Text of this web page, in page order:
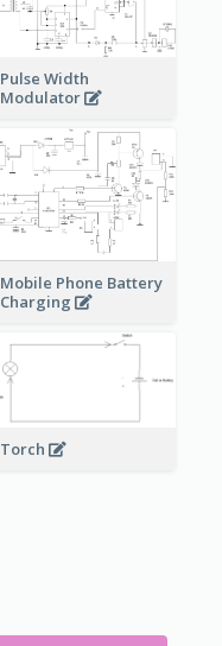
Pulse Width
Modulator
Mobile Phone Battery
Charging
Torch